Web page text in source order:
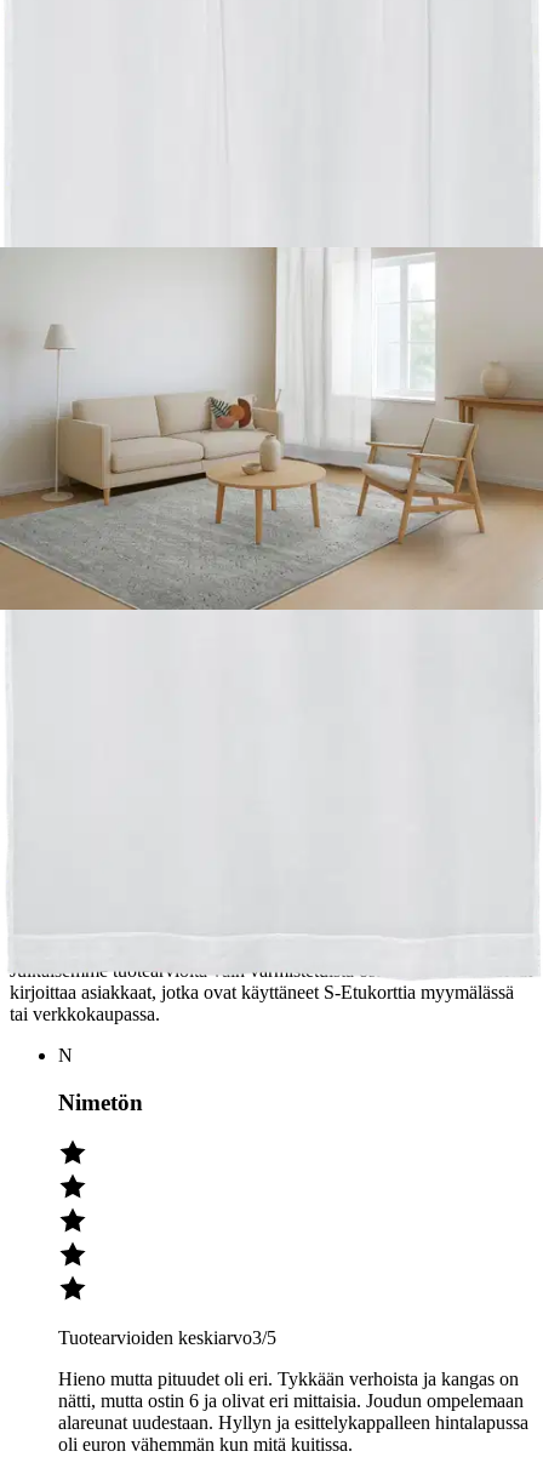
verho. Koko 140 x 250 cm. S-ryhmä on kehittänyt omien
merkkien ja oman maahantuonnin tekstiilituotteet valmistetaan
vastuullisuusauditoiduissa tehtaissa. Tavoitteena on, että vuoden
2025 loppuun mennessä kaikki omien merkkien ja oman
maahantuonnin tuotteissa käytetty puuvilla on vastuullisesti tuotettua
eli luomua, kierrätettyä, Reilua kauppaa tai Better Cotton -aloitteen
mukaisesti hankittua.
Ominaisuudet
Arviot
Julkaisemme tuotearvioita vain varmistetuista ostoksista. Niitä voivat
kirjoittaa asiakkaat, jotka ovat käyttäneet S-Etukorttia myymälässä
tai verkkokaupassa.
N
Nimetön
Tuotearvioiden keskiarvo3/5
Hieno mutta pituudet oli eri. Tykkään verhoista ja kangas on
nätti, mutta ostin 6 ja olivat eri mittaisia. Joudun ompelemaan
alareunat uudestaan. Hyllyn ja esittelykappalleen hintalapussa
oli euron vähemmän kun mitä kuitissa.